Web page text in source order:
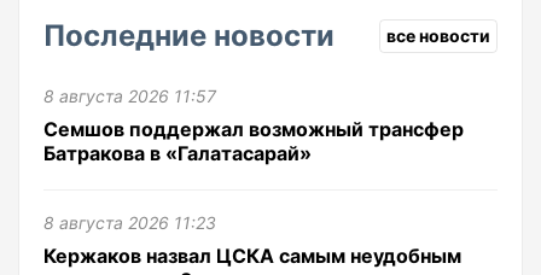
Последние новости все новости
8 августа 2026 11:57
Семшов поддержал возможный трансфер
Батракова в «Галатасарай»
8 августа 2026 11:23
Кержаков назвал ЦСКА самым неудобным